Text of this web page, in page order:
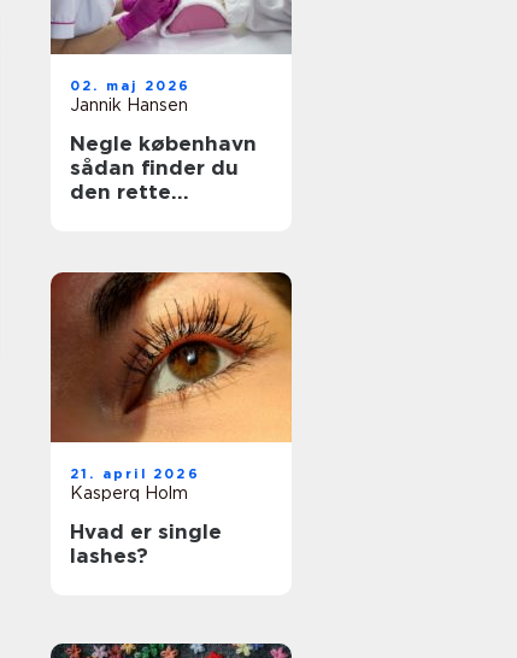
02. maj 2026
Jannik Hansen
Negle københavn
sådan finder du
den rette
21. april 2026
Kasperq Holm
Hvad er single
lashes?